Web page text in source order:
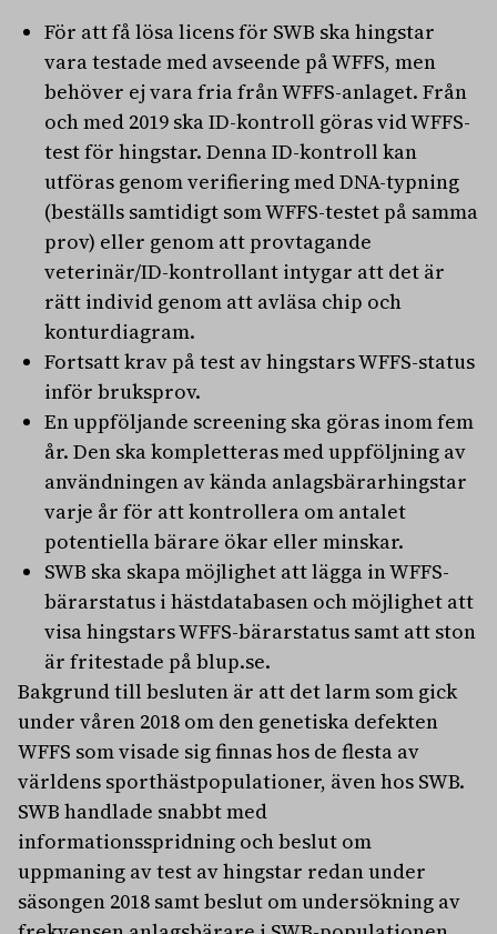
För att få lösa licens för SWB ska hingstar
vara testade med avseende på WFFS, men
behöver ej vara fria från WFFS-anlaget. Från
och med 2019 ska ID-kontroll göras vid WFFS-
test för hingstar. Denna ID-kontroll kan
utföras genom verifiering med DNA-typning
(beställs samtidigt som WFFS-testet på samma
prov) eller genom att provtagande
veterinär/ID-kontrollant intygar att det är
rätt individ genom att avläsa chip och
konturdiagram.
Fortsatt krav på test av hingstars WFFS-status
inför bruksprov.
En uppföljande screening ska göras inom fem
år. Den ska kompletteras med uppföljning av
användningen av kända anlagsbärarhingstar
varje år för att kontrollera om antalet
potentiella bärare ökar eller minskar.
SWB ska skapa möjlighet att lägga in WFFS-
bärarstatus i hästdatabasen och möjlighet att
visa hingstars WFFS-bärarstatus samt att ston
är fritestade på blup.se.
Bakgrund till besluten är att det larm som gick
under våren 2018 om den genetiska defekten
WFFS som visade sig finnas hos de flesta av
världens sporthästpopulationer, även hos SWB.
SWB handlade snabbt med
informationsspridning och beslut om
uppmaning av test av hingstar redan under
säsongen 2018 samt beslut om undersökning av